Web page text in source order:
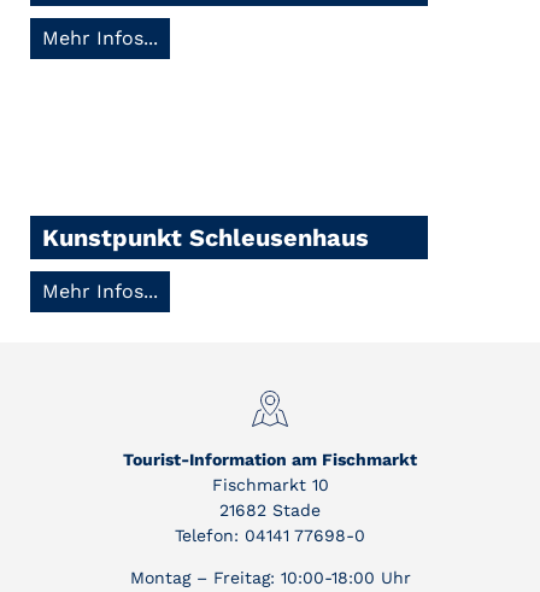
Mehr Infos...
Kunstpunkt Schleusenhaus
Mehr Infos...
Tourist-Information am Fischmarkt
Fischmarkt 10
21682 Stade
Telefon: 04141 77698-0
Montag – Freitag: 10:00-18:00 Uhr